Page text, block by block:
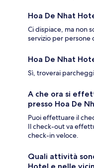
Hoa De Nhat
Ci dispiace, ma non
servizio per persone
Hoa De Nhat
Sì, troverai
A che ora si
presso Hoa De
Puoi effettuare il
Il check-out va
check-in veloce.
Quali attività